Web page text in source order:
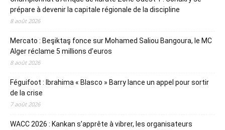
prépare à devenir la capitale régionale de la discipline
8 août 2026
Mercato : Beşiktaş fonce sur Mohamed Saliou Bangoura, le MC
Alger réclame 5 millions d’euros
8 août 2026
Féguifoot : Ibrahima « Blasco » Barry lance un appel pour sortir
de la crise
7 août 2026
WACC 2026 : Kankan s’apprête à vibrer, les organisateurs